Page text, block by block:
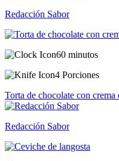
Redacción Sabor
60 minutos
4 Porciones
Torta de chocolate con crema
Redacción Sabor